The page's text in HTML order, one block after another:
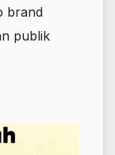
brand
publik